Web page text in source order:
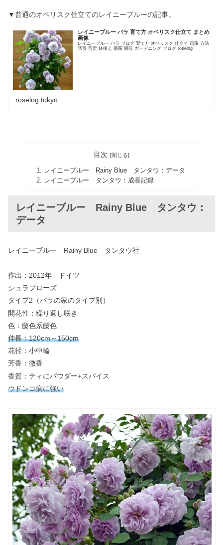
▼普通のオベリスク仕立てのレイニーブルーの記事。
レイニーブルー バラ 育て方 オベリスク仕立て まとめ
画像
レイニーブルー バラ ブログ 育て方 オベリスク 仕立て 画像 方法
誘引 剪定 鉢植え 薔薇 園芸 ガーデニング ブログ roselog
roselog.tokyo
目次
レイニーブルー Rainy Blue タンタウ：データ
レイニーブルー タンタウ：成長記録
レイニーブルー Rainy Blue タンタウ：
データ
レイニーブルー Rainy Blue タンタウ社
作出：2012年 ドイツ
シュラブローズ
タイプ2（バラの家のタイプ別）
開花性：繰り返し咲き
色：藤色系藤色
伸長：120cm～150cm
花径：小中輪
芳香：微香
香質：ティにパウダー+スパイス
ウドンコ病に強い